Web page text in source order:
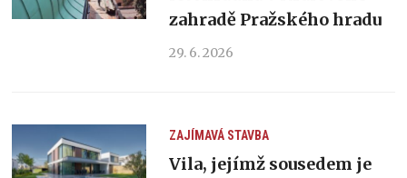
zahradě Pražského hradu
29. 6. 2026
ZAJÍMAVÁ STAVBA
Vila, jejímž sousedem je